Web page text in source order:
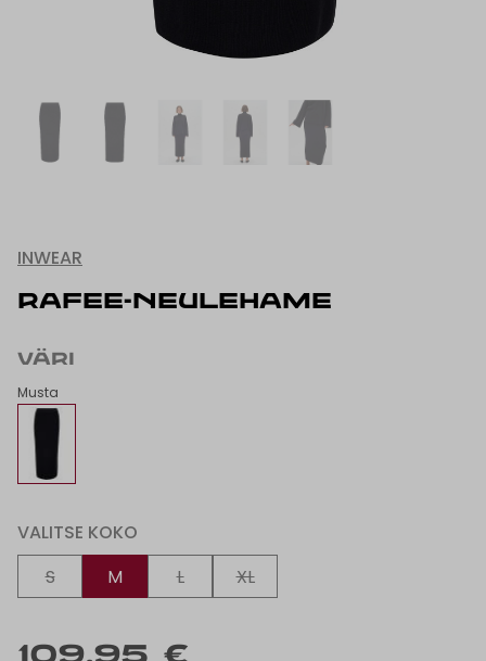
INWEAR
RAFEE-NEULEHAME
VÄRI
Musta
VALITSE KOKO
S
M L XL